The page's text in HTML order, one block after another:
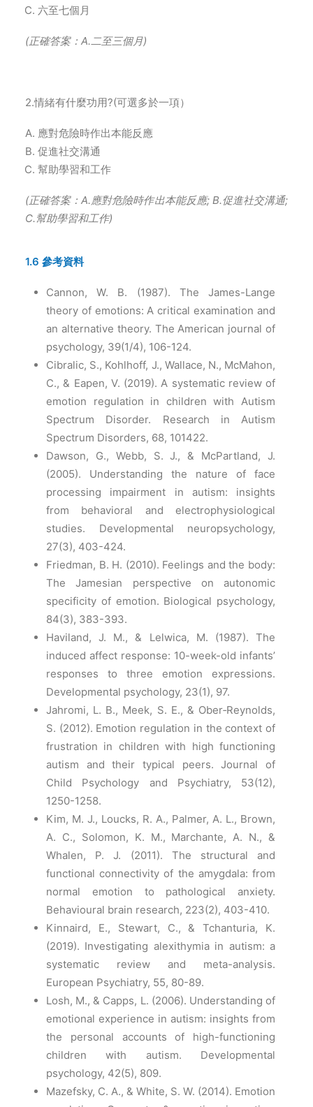
六至七個月
(正確答案：A.二至三個月)
2.情緒有什麼功用?(可選多於一項）
應對危險時作出本能反應
促進社交溝通
幫助學習和工作
(正確答案：A.應對危險時作出本能反應; B.促進社交溝通;
C.幫助學習和工作)
1.6 參考資料
Cannon, W. B. (1987). The James-Lange
theory of emotions: A critical examination and
an alternative theory. The American journal of
psychology, 39(1/4), 106-124.
Cibralic, S., Kohlhoff, J., Wallace, N., McMahon,
C., & Eapen, V. (2019). A systematic review of
emotion regulation in children with Autism
Spectrum Disorder. Research in Autism
Spectrum Disorders, 68, 101422.
Dawson, G., Webb, S. J., & McPartland, J.
(2005). Understanding the nature of face
processing impairment in autism: insights
from behavioral and electrophysiological
studies. Developmental neuropsychology,
27(3), 403-424.
Friedman, B. H. (2010). Feelings and the body:
The Jamesian perspective on autonomic
specificity of emotion. Biological psychology,
84(3), 383-393.
Haviland, J. M., & Lelwica, M. (1987). The
induced affect response: 10-week-old infants’
responses to three emotion expressions.
Developmental psychology, 23(1), 97.
Jahromi, L. B., Meek, S. E., & Ober‐Reynolds,
S. (2012). Emotion regulation in the context of
frustration in children with high functioning
autism and their typical peers. Journal of
Child Psychology and Psychiatry, 53(12),
1250-1258.
Kim, M. J., Loucks, R. A., Palmer, A. L., Brown,
A. C., Solomon, K. M., Marchante, A. N., &
Whalen, P. J. (2011). The structural and
functional connectivity of the amygdala: from
normal emotion to pathological anxiety.
Behavioural brain research, 223(2), 403-410.
Kinnaird, E., Stewart, C., & Tchanturia, K.
(2019). Investigating alexithymia in autism: a
systematic review and meta-analysis.
European Psychiatry, 55, 80-89.
Losh, M., & Capps, L. (2006). Understanding of
emotional experience in autism: insights from
the personal accounts of high-functioning
children with autism. Developmental
psychology, 42(5), 809.
Mazefsky, C. A., & White, S. W. (2014). Emotion